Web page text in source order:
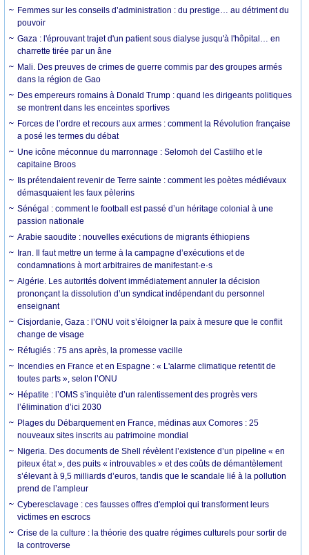
Femmes sur les conseils d’administration : du prestige… au détriment du
pouvoir
Gaza : l'éprouvant trajet d'un patient sous dialyse jusqu'à l'hôpital… en
charrette tirée par un âne
Mali. Des preuves de crimes de guerre commis par des groupes armés
dans la région de Gao
Des empereurs romains à Donald Trump : quand les dirigeants politiques
se montrent dans les enceintes sportives
Forces de l’ordre et recours aux armes : comment la Révolution française
a posé les termes du débat
Une icône méconnue du marronnage : Selomoh del Castilho et le
capitaine Broos
Ils prétendaient revenir de Terre sainte : comment les poètes médiévaux
démasquaient les faux pèlerins
Sénégal : comment le football est passé d’un héritage colonial à une
passion nationale
Arabie saoudite : nouvelles exécutions de migrants éthiopiens
Iran. Il faut mettre un terme à la campagne d’exécutions et de
condamnations à mort arbitraires de manifestant·e·s
Algérie. Les autorités doivent immédiatement annuler la décision
prononçant la dissolution d’un syndicat indépendant du personnel
enseignant
Cisjordanie, Gaza : l’ONU voit s’éloigner la paix à mesure que le conflit
change de visage
Réfugiés : 75 ans après, la promesse vacille
Incendies en France et en Espagne : « L'alarme climatique retentit de
toutes parts », selon l’ONU
Hépatite : l’OMS s’inquiète d’un ralentissement des progrès vers
l’élimination d’ici 2030
Plages du Débarquement en France, médinas aux Comores : 25
nouveaux sites inscrits au patrimoine mondial
Nigeria. Des documents de Shell révèlent l’existence d’un pipeline « en
piteux état », des puits « introuvables » et des coûts de démantèlement
s’élevant à 9,5 milliards d’euros, tandis que le scandale lié à la pollution
prend de l’ampleur
Cyberesclavage : ces fausses offres d'emploi qui transforment leurs
victimes en escrocs
Crise de la culture : la théorie des quatre régimes culturels pour sortir de
la controverse